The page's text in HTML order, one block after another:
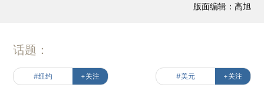
版面编辑：高旭
话题：
#纽约 +关注 #美元 +关注